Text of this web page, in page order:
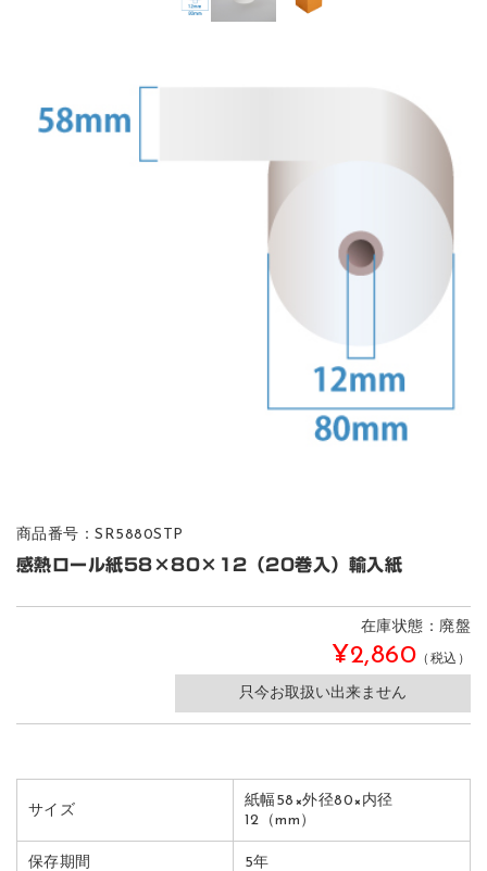
商品番号：SR5880STP
感熱ロール紙58×80×12（20巻入）輸入紙
在庫状態：廃盤
¥2,860 （税込）
只今お取扱い出来ません
サイズ
紙幅58×外径80×内径
12（mm）
保存期間 5年